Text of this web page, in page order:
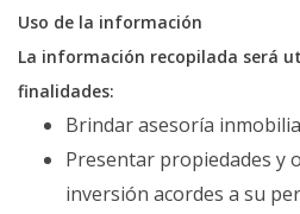
Uso de la información
La información recopilada será
finalidades:
Brindar asesoría
Presentar propiedades y
inversión acordes a su